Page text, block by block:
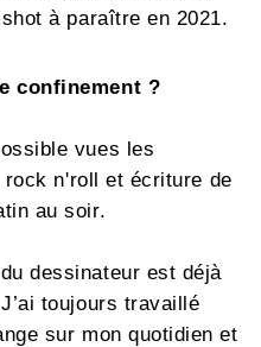
à paraître en 2021.
confinement ?
vues les
n'roll et écriture de
au soir.
dessinateur est déjà
toujours travaillé
sur mon quotidien et